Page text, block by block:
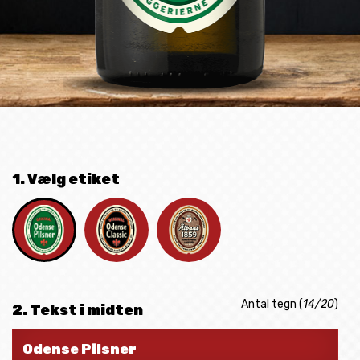
1. Vælg etiket
2. Tekst i midten Antal tegn (14/20)